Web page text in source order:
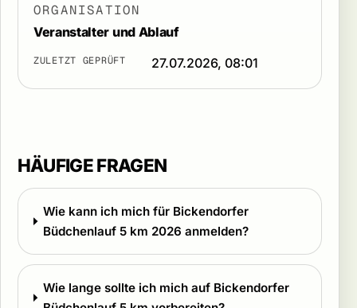
ORGANISATION
Veranstalter und Ablauf
ZULETZT GEPRÜFT 27.07.2026, 08:01
HÄUFIGE FRAGEN
Wie kann ich mich für Bickendorfer
Büdchenlauf 5 km 2026 anmelden?
Wie lange sollte ich mich auf Bickendorfer